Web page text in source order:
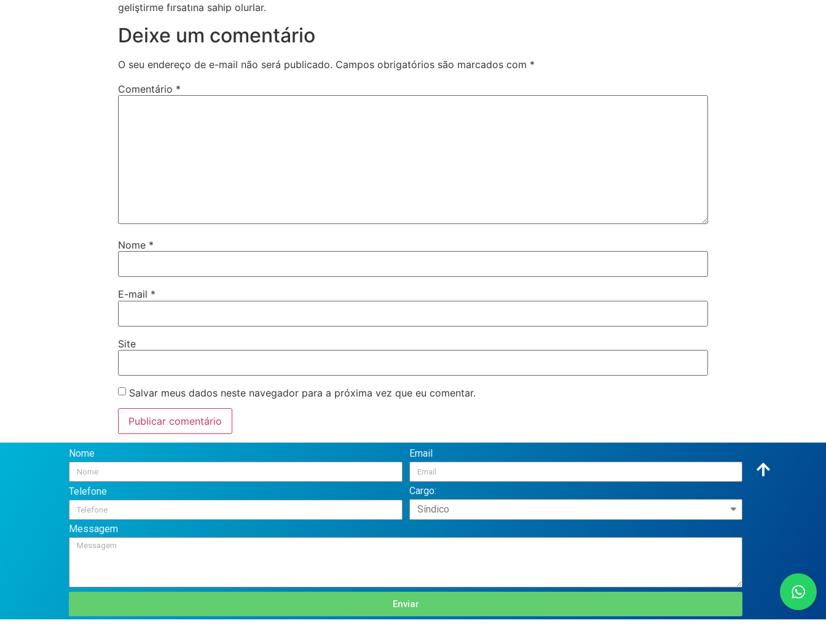
geliştirme fırsatına sahip olurlar.
Deixe um comentário
O seu endereço de e-mail não será publicado. Campos obrigatórios são marcados com *
Comentário *
Nome *
E-mail *
Site
Salvar meus dados neste navegador para a próxima vez que eu comentar.
Nome Email
Telefone Cargo:
Messagem
Enviar